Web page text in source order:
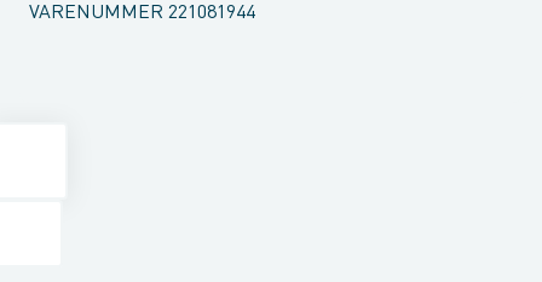
VARENUMMER 221081944